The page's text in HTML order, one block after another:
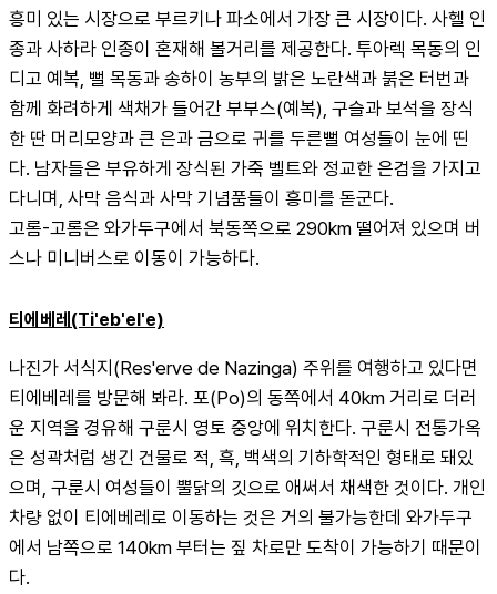
흥미 있는 시장으로 부르키나 파소에서 가장 큰 시장이다. 사헬 인
종과 사하라 인종이 혼재해 볼거리를 제공한다. 투아렉 목동의 인
디고 예복, 뻘 목동과 송하이 농부의 밝은 노란색과 붉은 터번과
함께 화려하게 색채가 들어간 부부스(예복), 구슬과 보석을 장식
한 딴 머리모양과 큰 은과 금으로 귀를 두른뻘 여성들이 눈에 띤
다. 남자들은 부유하게 장식된 가죽 벨트와 정교한 은검을 가지고
다니며, 사막 음식과 사막 기념품들이 흥미를 돋군다.
고롬-고롬은 와가두구에서 북동쪽으로 290km 떨어져 있으며 버
스나 미니버스로 이동이 가능하다.
티에베레(Ti'eb'el'e)
나진가 서식지(Res'erve de Nazinga) 주위를 여행하고 있다면
티에베레를 방문해 봐라. 포(Po)의 동쪽에서 40km 거리로 더러
운 지역을 경유해 구룬시 영토 중앙에 위치한다. 구룬시 전통가옥
은 성곽처럼 생긴 건물로 적, 흑, 백색의 기하학적인 형태로 돼있
으며, 구룬시 여성들이 뿔닭의 깃으로 애써서 채색한 것이다. 개인
차량 없이 티에베레로 이동하는 것은 거의 불가능한데 와가두구
에서 남쪽으로 140km 부터는 짚 차로만 도착이 가능하기 때문이
다.